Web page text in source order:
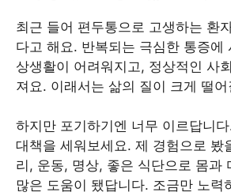
최근 들어 편두통으로 고생하는 환
다고 해요. 반복되는 극심한 통증에
상생활이 어려워지고, 정상적인 사
져요. 이래서는 삶의 질이 크게 떨
하지만 포기하기엔 너무 이르답니
대책을 세워보세요. 제 경험으로 봤
리, 운동, 명상, 좋은 식단으로 몸과
많은 도움이 됐답니다. 조금만 노력